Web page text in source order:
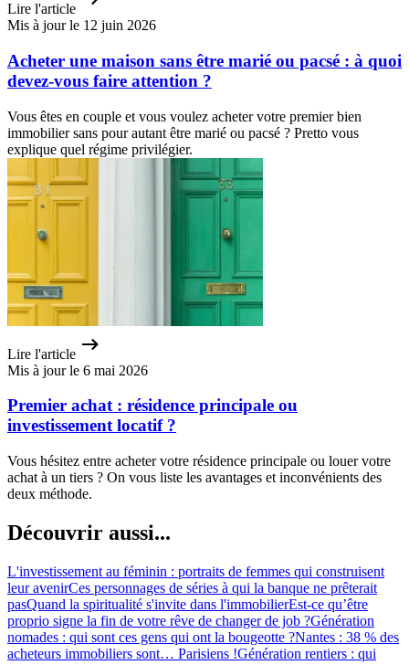
Lire l'article
Mis à jour le 12 juin 2026
Acheter une maison sans être marié ou pacsé : à quoi
devez-vous faire attention ?
Vous êtes en couple et vous voulez acheter votre premier bien
immobilier sans pour autant être marié ou pacsé ? Pretto vous
explique quel régime privilégier.
Lire l'article
Mis à jour le 6 mai 2026
Premier achat : résidence principale ou
investissement locatif ?
Vous hésitez entre acheter votre résidence principale ou louer votre
achat à un tiers ? On vous liste les avantages et inconvénients des
deux méthode.
Découvrir aussi...
L'investissement au féminin : portraits de femmes qui construisent
leur avenirCes personnages de séries à qui la banque ne prêterait
pasQuand la spiritualité s'invite dans l'immobilierEst-ce qu’être
proprio signe la fin de votre rêve de changer de job ?Génération
nomades : qui sont ces gens qui ont la bougeotte ?Nantes : 38 % des
acheteurs immobiliers sont… Parisiens !Génération rentiers : qui